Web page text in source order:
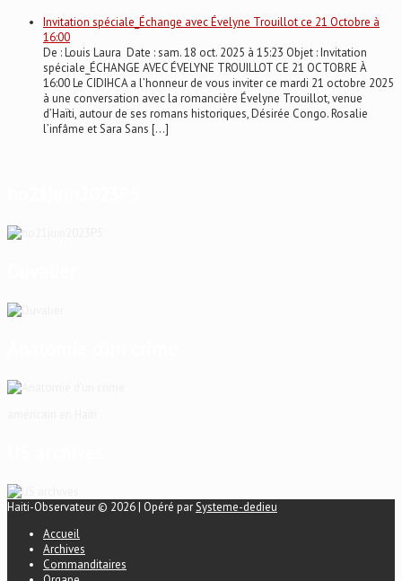
Invitation spéciale_Échange avec Évelyne Trouillot ce 21 Octobre à
16:00
De : Louis Laura Date : sam. 18 oct. 2025 à 15:23 Objet : Invitation
spéciale_ÉCHANGE AVEC ÉVELYNE TROUILLOT CE 21 OCTOBRE À
16:00 Le CIDIHCA a l’honneur de vous inviter ce mardi 21 octobre 2025
à une conversation avec la romancière Évelyne Trouillot, venue
d’Haïti, autour de ses romans historiques, Désirée Congo. Rosalie
l’infâme et Sara Sans […]
Haiti-Observateur © 2026 | Opéré parSysteme-dedieu
Accueil
Archives
Commanditaires